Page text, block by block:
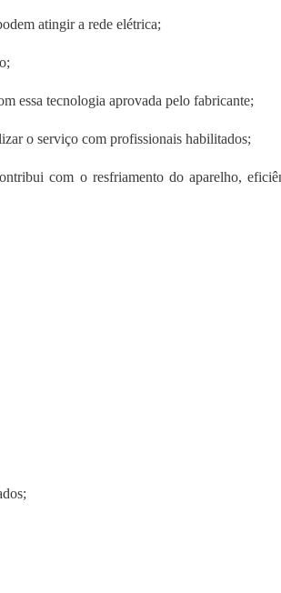
atingir a rede elétrica;
essa tecnologia aprovada pelo fabricante;
o serviço com profissionais habilitados;
com o resfriamento do aparelho,